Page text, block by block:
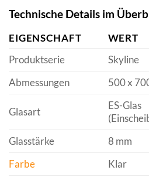
Technische Details im
EIGENSCHAFT
WERT
Produktserie
Skyline
Abmessungen
500 x
Glasart
ES-Glas
Glasstärke
8 mm
Farbe
Klar